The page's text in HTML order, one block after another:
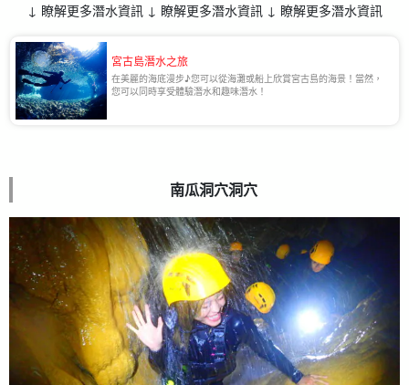
↓ 瞭解更多潛水資訊 ↓ 瞭解更多潛水資訊 ↓ 瞭解更多潛水資訊
宮古島潛水之旅
在美麗的海底漫步♪您可以從海灘或船上欣賞宮古島的海景！當然，
您可以同時享受體驗潛水和趣味潛水！
南瓜洞穴洞穴